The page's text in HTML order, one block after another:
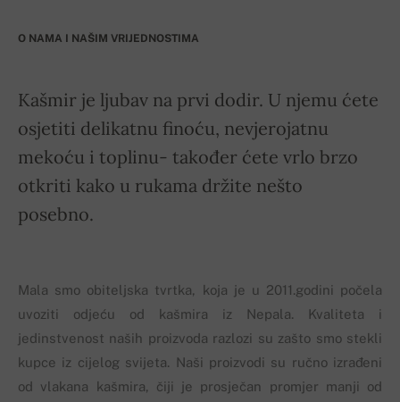
O NAMA I NAŠIM VRIJEDNOSTIMA
Kašmir je ljubav na prvi dodir. U njemu ćete
osjetiti delikatnu finoću, nevjerojatnu
mekoću i toplinu- također ćete vrlo brzo
otkriti kako u rukama držite nešto
posebno.
Mala smo obiteljska tvrtka, koja je u 2011.godini počela
uvoziti odjeću od kašmira iz Nepala. Kvaliteta i
jedinstvenost naših proizvoda razlozi su zašto smo stekli
kupce iz cijelog svijeta. Naši proizvodi su ručno izrađeni
od vlakana kašmira, čiji je prosječan promjer manji od